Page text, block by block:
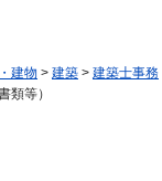
建物 > 建築 > 建築士事務
類等）